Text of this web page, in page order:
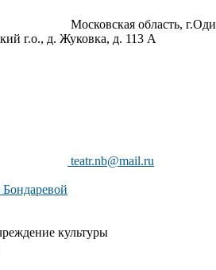
Московская область,
г.о., д. Жуковка, д. 113 А
teatr.nb@mail.ru
культуры